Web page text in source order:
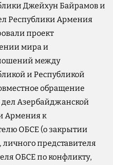
Джейхун Байрамов и
Республики Армения
проект
мира и
между
и Республикой
обращение
Азербайджанской
Армения к
ОБСЕ (о закрытии
представителя
ОБСЕ по конфликту,